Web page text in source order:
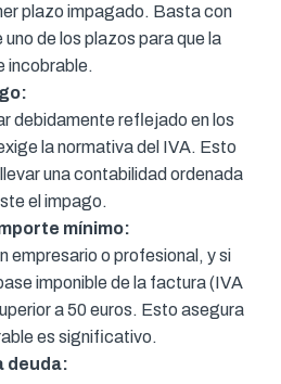
plazo impagado. Basta con
de los plazos para que la
incobrable.
debidamente reflejado en los
la normativa del IVA. Esto
una contabilidad ordenada
el impago.
mínimo:
empresario o profesional, y si
imponible de la factura (IVA
a 50 euros. Esto asegura
es significativo.
deuda: